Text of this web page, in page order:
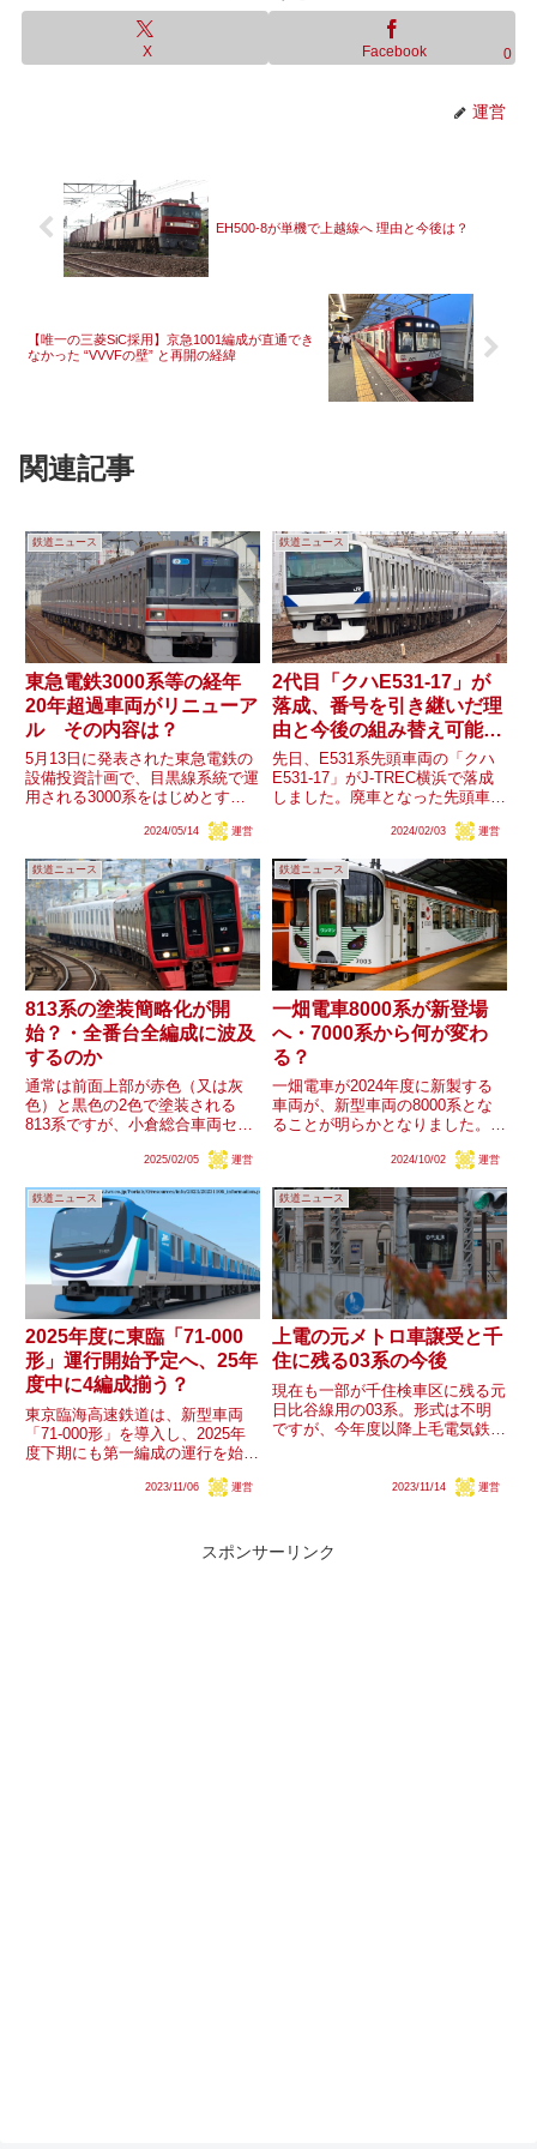
X Facebook 0
運営
EH500-8が単機で上越線へ 理由と今後は？
【唯一の三菱SiC採用】京急1001編成が直通でき
なかった “VVVFの壁” と再開の経緯
関連記事
鉄道ニュース
東急電鉄3000系等の経年
20年超過車両がリニューア
ル その内容は？
5月13日に発表された東急電鉄の
設備投資計画で、目黒線系統で運
用される3000系をはじめとする
ニューアルを行うことが発表され
ました。例示された3000系は東
急新横浜線開業・相鉄線直通開始
に合わせ8連化による新造...
2024/05/14 運営
鉄道ニュース
2代目「クハE531-17」が
落成、番号を引き継いだ理
由と今後の組み替え可能性
は？
先日、E531系先頭車両の「クハ
E531-17」がJ-TREC横浜で落成
しました。廃車となった先頭車両
例の動きですが、その理由にはど
のようなものが考えられるでしょ
うか。また編成表記から、最初は
郡山総合車両センタ...
2024/02/03 運営
鉄道ニュース
813系の塗装簡略化が開
始？・全番台全編成に波及
するのか
通常は前面上部が赤色（又は灰
色）と黒色の2色で塗装される
813系ですが、小倉総合車両セン
番台ミフRM3115編成の同部分が
確認されました。何らかの理由で
塗装が簡略化されたと思わ...
2025/02/05 運営
鉄道ニュース
一畑電車8000系が新登場
へ・7000系から何が変わ
る？
一畑電車が2024年度に新製する
車両が、新型車両の8000系とな
ることが明らかとなりました。同
行っていましたが、新たに導入す
に異なる車両となるのでしょう
か。
2024/10/02 運営
鉄道ニュース
2025年度に東臨「71-000
形」運行開始予定へ、25年
度中に4編成揃う？
東京臨海高速鉄道は、新型車両
「71-000形」を導入し、2025年
度下期にも第一編成の運行を始め
（第33期）の有価証券報告書に
2023/11/06 運営
鉄道ニュース
上電の元メトロ車譲受と千
住に残る03系の今後
現在も一部が千住検車区に残る元
日比谷線用の03系。形式は不明
ですが、今年度以降上毛電気鉄道
込まれるでしょうか。
2023/11/14 運営
スポンサーリンク